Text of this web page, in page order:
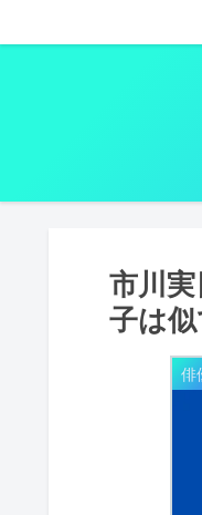
市川
子は似
俳